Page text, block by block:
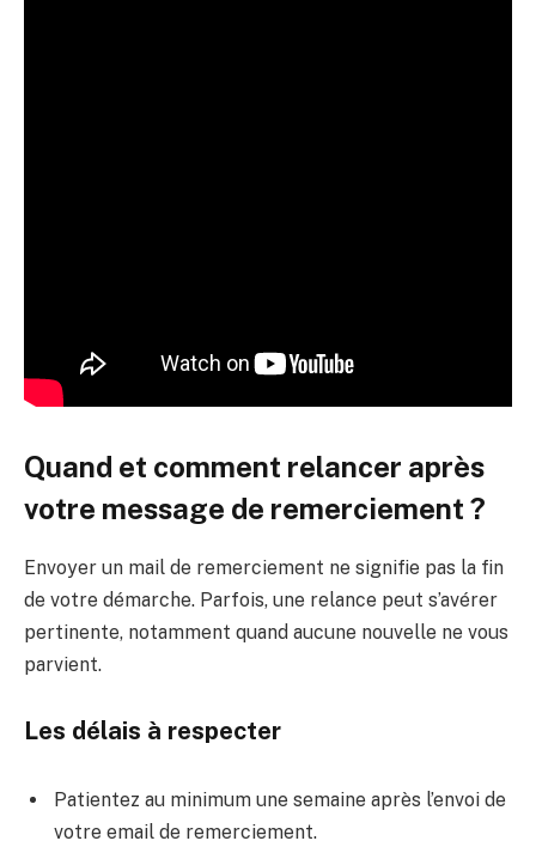
Quand et comment relancer après
votre message de remerciement ?
Envoyer un mail de remerciement ne signifie pas la fin
de votre démarche. Parfois, une relance peut s’avérer
pertinente, notamment quand aucune nouvelle ne vous
parvient.
Les délais à respecter
Patientez au minimum une semaine après l’envoi de
votre email de remerciement.